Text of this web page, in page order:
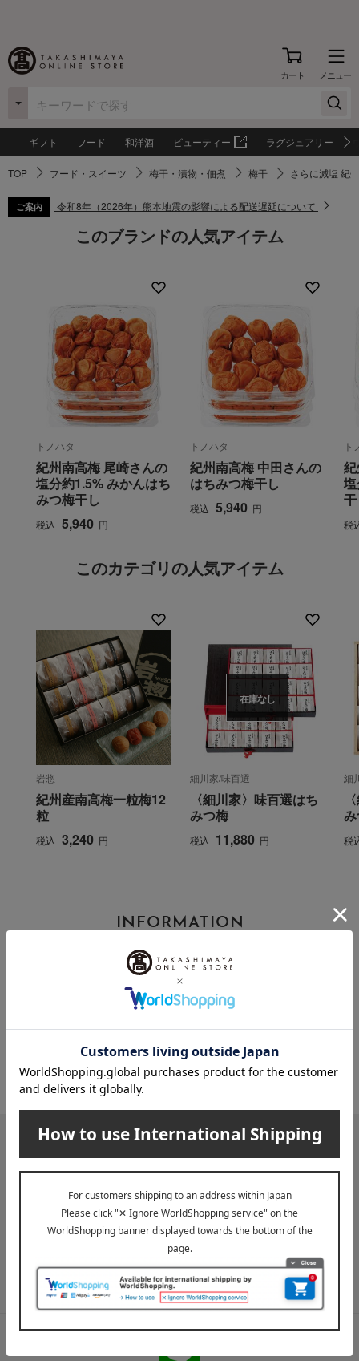
カート メニュー
ギフト フード 和洋酒 ビューティー ラグジュアリー
TOP フード・スイーツ 梅干・漬物・佃煮 梅干 さらに減塩 紀
ご案内 令和8年（2026年）熊本地震の影響による配送遅延について
このブランドの人気アイテム
トノハタ
紀州南高梅 尾崎さんの
塩分約1.5% みかんはち
みつ梅干し
税込 5,940 円
トノハタ
紀州南高梅 中田さんの
はちみつ梅干し
税込 5,940 円
ト
税
このカテゴリの人気アイテム
岩惣
紀州産南高梅一粒梅12
粒
税込 3,240 円
在庫なし
細川家/味百選
〈細川家〉味百選はち
みつ梅
税込 11,880 円
細
税
INFORMATION
お届け遅延のお知らせ
2025年10月03日
ご案内 『お届け先のご住所』ご確認のお願い
メールマガジン
送料無料クーポンやキャンペーン、新着・SALE・おすすめ商品な
ど、「高島屋オンラインストア」のお得＆うれしい情報をお届けい
たします。
メールマガジンについて詳しく見る